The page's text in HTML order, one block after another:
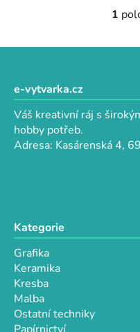
1
e-vytvarka.cz
Váš kreativní ráj s
hobby potřeb.
Adresa: Kasárenská 4,
Kategorie
Grafika
Keramika
Kresba
Malba
Ostatní techniky